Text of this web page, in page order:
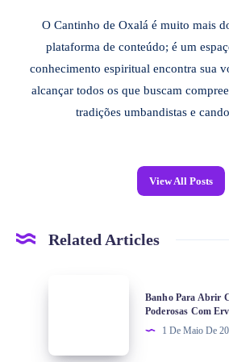
O Cantinho de Oxalá é muito mais
plataforma de conteúdo; é um
conhecimento espiritual encontra sua
alcançar todos os que buscam
tradições umbandistas e
View All Posts
Related Articles
Banho Para Abrir
Poderosas Com
1 De Maio De